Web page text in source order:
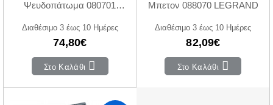
Ψευδοπάτωμα 080701
Διαθέσιμο 3 έως 10 Ημέρες
74,80€
Στο Καλάθι
Μπετον 088070 LEGRAND
Διαθέσιμο 3 έως 10 Ημέρες
82,09€
Στο Καλάθι